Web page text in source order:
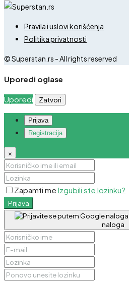
Pravila i uslovi korišćenja
Politika privatnosti
© Superstan.rs - All rights reserved
Uporedi oglase
Uporedi Zatvori
Prijava
Registracija
×
Zapamti me Izgubili ste lozinku?
Prijava
naloga